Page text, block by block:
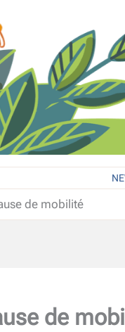
de mobilité
de